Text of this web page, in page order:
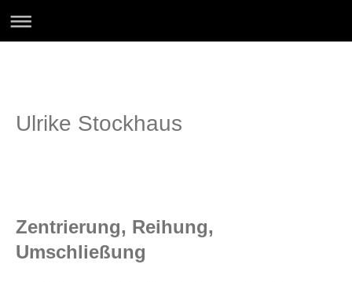
Ulrike Stockhaus
Zentrierung, Reihung,
Umschließung